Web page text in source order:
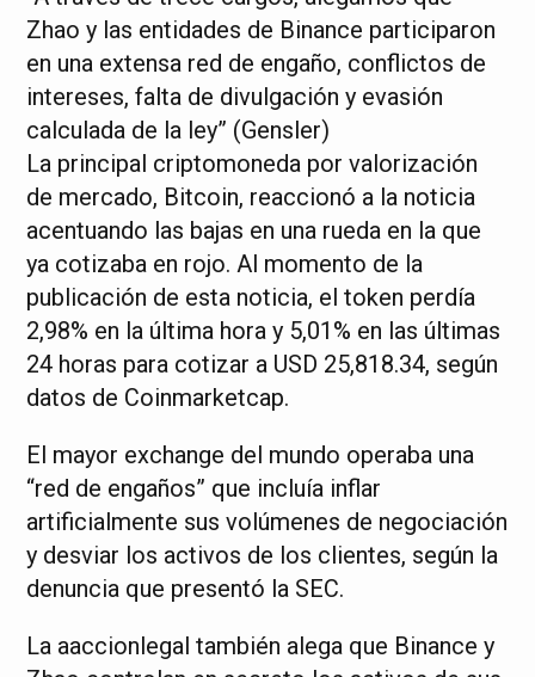
Zhao y las entidades de Binance participaron
en una extensa red de engaño, conflictos de
intereses, falta de divulgación y evasión
calculada de la ley” (Gensler)
La principal criptomoneda por valorización
de mercado, Bitcoin, reaccionó a la noticia
acentuando las bajas en una rueda en la que
ya cotizaba en rojo. Al momento de la
publicación de esta noticia, el token perdía
2,98% en la última hora y 5,01% en las últimas
24 horas para cotizar a USD 25,818.34, según
datos de Coinmarketcap.
El mayor exchange del mundo operaba una
“red de engaños” que incluía inflar
artificialmente sus volúmenes de negociación
y desviar los activos de los clientes, según la
denuncia que presentó la SEC.
La aaccionlegal también alega que Binance y